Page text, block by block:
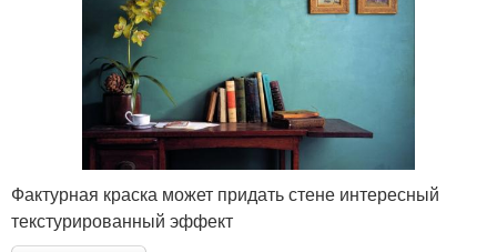
Фактурная краска может придать стене интересный
текстурированный эффект